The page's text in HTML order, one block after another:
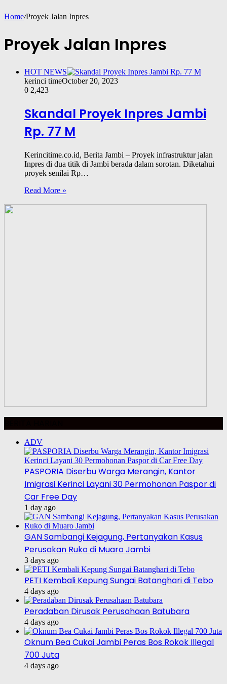
Home/Proyek Jalan Inpres
Proyek Jalan Inpres
HOT NEWS
kerinci timeOctober 20, 2023
0 2,423
Skandal Proyek Inpres Jambi
Rp. 77 M
Kerincitime.co.id, Berita Jambi – Proyek infrastruktur jalan
Inpres di dua titik di Jambi berada dalam sorotan. Diketahui
proyek senilai Rp…
Read More »
ADV
PASPORIA Diserbu Warga Merangin, Kantor
Imigrasi Kerinci Layani 30 Permohonan Paspor di
Car Free Day
1 day ago
GAN Sambangi Kejagung, Pertanyakan Kasus
Perusakan Ruko di Muaro Jambi
3 days ago
PETI Kembali Kepung Sungai Batanghari di Tebo
4 days ago
Peradaban Dirusak Perusahaan Batubara
4 days ago
Oknum Bea Cukai Jambi Peras Bos Rokok Illegal
700 Juta
4 days ago